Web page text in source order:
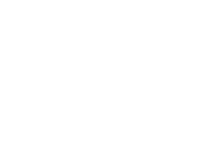
su vida. San
oferta y fue
alrededor del
Marco Aurelio,